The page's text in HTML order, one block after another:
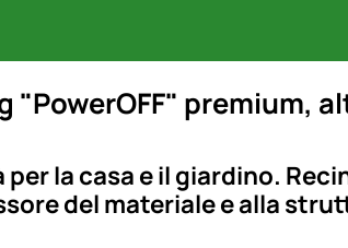
premium,
la casa e il giardino.
del materiale e alla